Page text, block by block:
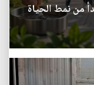
من نمط الحياة